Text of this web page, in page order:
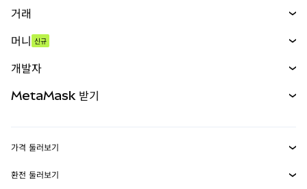
거래
무기한 선물
실물자산
머니 신규
개발자
MetaMask Connect
MetaMask 받기
가격 둘러보기
이더리움 가격
환전 둘러보기